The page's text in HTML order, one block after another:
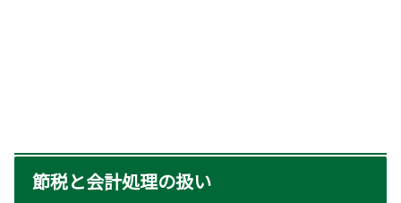
節税と会計処理の扱い